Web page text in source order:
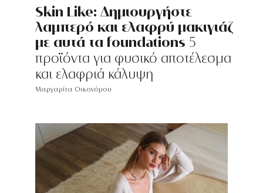
Skin Like: Δημιουργήστε
λαμπερό και ελαφρύ μακιγιάζ
με αυτά τα foundations 5
προϊόντα για φυσικό αποτέλεσμα
και ελαφριά κάλυψη
Μαργαρίτα Οικονόμου